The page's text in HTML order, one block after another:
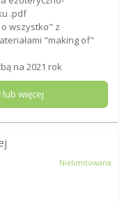
.pdf
wszystko" z
"making of"
na 2021 rok
lub więcej
Nielimitowana